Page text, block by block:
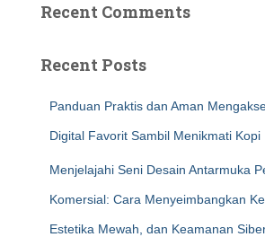
Recent Comments
Recent Posts
Panduan Praktis dan Aman
Digital Favorit Sambil Menikmati Kopi
Menjelajahi Seni Desain Antarmuka
Komersial: Cara Menyeimbangkan
Estetika Mewah, dan Keamanan